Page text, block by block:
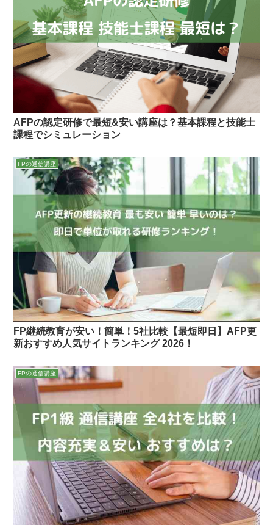
AFPの認定研修で最短&安い講座は？基本課程と技能士
課程でシミュレーション
FPの通信講座
FP継続教育が安い！簡単！5社比較【最短即日】AFP更
新おすすめ人気サイトランキング 2026！
FPの通信講座